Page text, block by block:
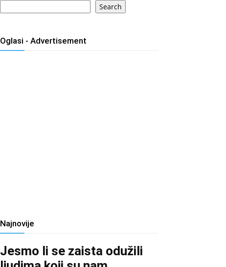
Search
Oglasi - Advertisement
Najnovije
Jesmo li se zaista odužili